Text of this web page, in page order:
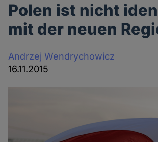
Polen ist nicht
mit der neuen
Andrzej Wendrychowicz
16.11.2015